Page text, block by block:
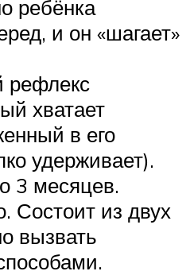
ребёнка
и он «шагает»
рефлекс
хватает
в его
удерживает).
3 месяцев.
Состоит из двух
вызвать